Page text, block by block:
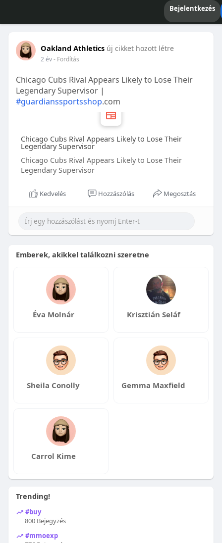
Bejelentkezés
Oakland Athletics új cikket hozott létre
2 év- Fordítás
Chicago Cubs Rival Appears Likely to Lose Their
Legendary Supervisor |
#guardianssportsshop.com
Chicago Cubs Rival Appears Likely to Lose Their
Legendary Supervisor
Chicago Cubs Rival Appears Likely to Lose Their
Legendary Supervisor
Kedvelés Hozzászólás Megosztás
Emberek, akikkel találkozni szeretne
Éva Molnár Krisztián Seláf
Sheila Conolly Gemma Maxfield
Carrol Kime
Trending!
#buy
800 Bejegyzés
#mmoexp